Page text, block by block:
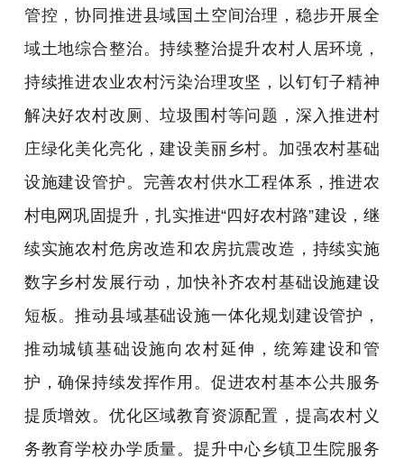
管控，协同推进县域国土空间治理，稳步开展全
域土地综合整治。持续整治提升农村人居环境，
持续推进农业农村污染治理攻坚，以钉钉子精神
解决好农村改厕、垃圾围村等问题，深入推进村
庄绿化美化亮化，建设美丽乡村。加强农村基础
设施建设管护。完善农村供水工程体系，推进农
村电网巩固提升，扎实推进“四好农村路”建设，继
续实施农村危房改造和农房抗震改造，持续实施
数字乡村发展行动，加快补齐农村基础设施建设
短板。推动县域基础设施一体化规划建设管护，
推动城镇基础设施向农村延伸，统筹建设和管
护，确保持续发挥作用。促进农村基本公共服务
提质增效。优化区域教育资源配置，提高农村义
务教育学校办学质量。提升中心乡镇卫生院服务